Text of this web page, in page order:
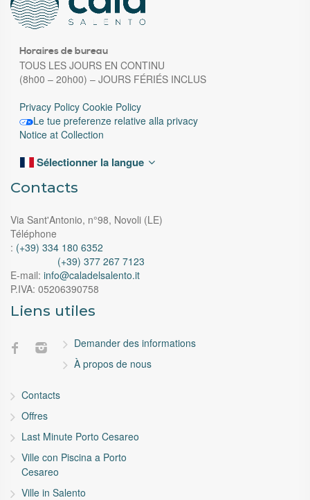
Horaires de bureau
TOUS LES JOURS EN CONTINU
(8h00 – 20h00) – JOURS FÉRIÉS INCLUS
Privacy Policy Cookie Policy
Le tue preferenze relative alla privacy
Notice at Collection
Sélectionner la langue
Contacts
Via Sant'Antonio, n°98, Novoli (LE)
Téléphone
: (+39) 334 180 6352
(+39) 377 267 7123
E-mail: info@caladelsalento.it
P.IVA: 05206390758
Liens utiles
Demander des informations
À propos de nous
Contacts
Offres
Last Minute Porto Cesareo
Ville con Piscina a Porto
Cesareo
Ville in Salento